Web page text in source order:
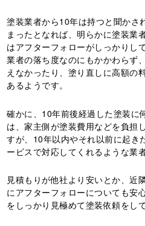
塗装業者から10年は持つと聞かさ
まったとなれば、明らかに塗装業
はアフターフォローがしっかりし
業者の落ち度なのにもかかわらず
えなかったり、塗り直しに高額の
あるようです。
確かに、10年前後経過した塗装に
は、家主側が塗装費用などを負担
すが、10年以内やそれ以前に起き
ービスで対応してくれるような業
見積もりが他社より安いとか、近
にアフターフォローについても安
をしっかり見極めて塗装依頼をし